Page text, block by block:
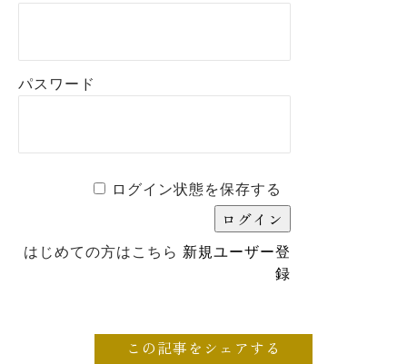
パスワード
ログイン状態を保存する
はじめての方はこちら 新規ユーザー登
録
この記事をシェアする